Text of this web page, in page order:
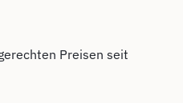
Preisen seit